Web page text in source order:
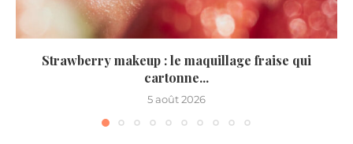
Strawberry makeup : le maquillage fraise qui
cartonne...
5 août 2026